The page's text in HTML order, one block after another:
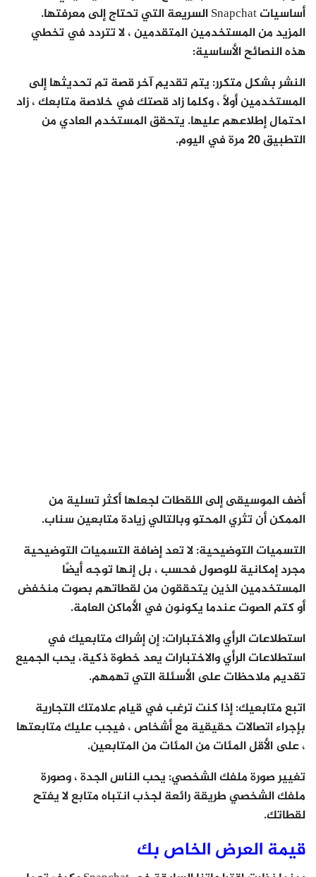
أساسيات Snapchat السريعة التي تحتاج إلى معرفتها.
المزيد من المستخدمين المتقدمين ، لا تتردد في تخطي
هذه النصائح الأساسية:
النشر بشكل متكرر: يتم تقديم آخر قصة تم تحديثها إلى
المستخدمين أولاً ، وكلما زاد قصتك في خلاصة متابعك ، زاد
احتمال إطلاعهم عليها. يتحقق المستخدم العادي من
التطبيق 20 مرة في اليوم.
أضف الموسيقى إلى اللقطات لجعلها أكثر تسلية من
الممكن أن تثري المحتو وبالتالي زيادة متابعين سناب.
التسميات التوضيحية: لا تعد إضافة التسميات التوضيحية
مجرد إمكانية للوصول فحسب ، بل إنها توجه أيضًا
المستخدمين الذين يتحققون من لقطاتهم بصوت منخفض
أو كتم الصوت عندما يكونون في الأماكن العامة.
استطلاعات الرأي والاختبارات: إن إشراك متابعيك في
استطلاعات الرأي والاختبارات يعد خطوة ذكية، يحب الجميع
تقديم ملاحظات على الأسئلة التي تهمهم.
اتبع متابعيك: إذا كنت ترغب في قيام علامتك التجارية
بإجراء اتصالات حقيقية مع أشخاص ، فيجب عليك متابعتها
، على الأقل المئات من المئات من المتابعين.
تغيير صورة ملفك الشخصي: يحب الناس الجدة ، وصورة
ملفك الشخصي طريقة رائعة لجذب انتباه متابع لا يفتح
لقطاتك.
قيمة العرض الخاص بك